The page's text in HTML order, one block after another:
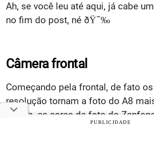
Ah, se você leu até aqui, já cabe
no fim do post, né ðŸ˜‰
Câmera frontal
Começando pela frontal, de fato
resolução tornam a foto do A8
porém, as cores da foto do
PUBLICIDADE